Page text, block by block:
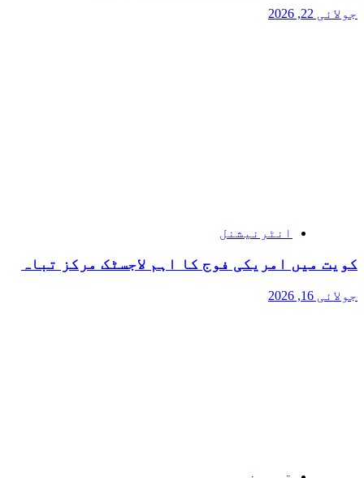
جولائی 22, 2026
انٹرنیشنل
کویت میں امریکی فوج کا اہم لاجسٹک مرکز تباہ
جولائی 16, 2026